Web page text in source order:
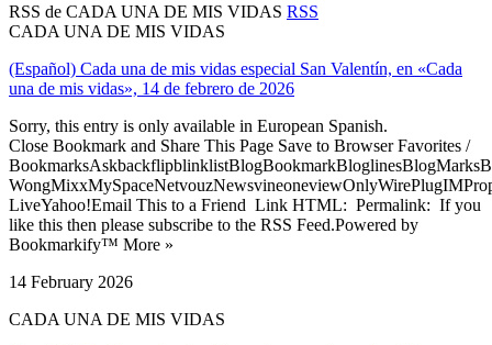
RSS de CADA UNA DE MIS VIDAS RSS
CADA UNA DE MIS VIDAS
(Español) Cada una de mis vidas especial San Valentín, en «Cada
una de mis vidas», 14 de febrero de 2026
Sorry, this entry is only available in European Spanish.
Close Bookmark and Share This Page Save to Browser Favorites /
LiveYahoo!Email This to a Friend Link HTML: Permalink: If you
like this then please subscribe to the RSS Feed.Powered by
Bookmarkify™ More »
14 February 2026
CADA UNA DE MIS VIDAS